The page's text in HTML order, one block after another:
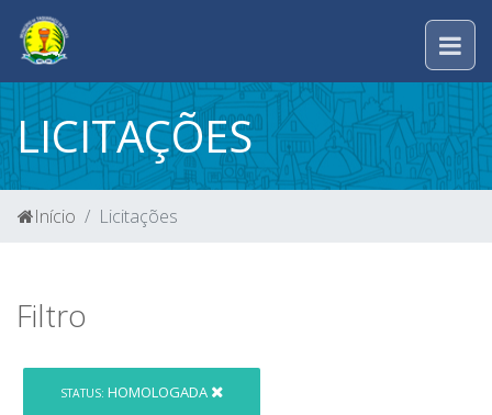
LICITAÇÕES
Início Licitações
Filtro
STATUS: HOMOLOGADA